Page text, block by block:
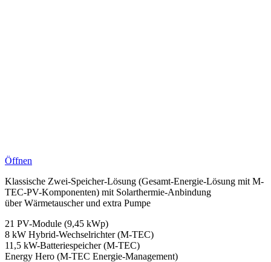
Öffnen
Klassische Zwei-Speicher-Lösung (Gesamt-Energie-Lösung mit M-
TEC-PV-Komponenten) mit Solarthermie-Anbindung
über Wärmetauscher und extra Pumpe
21 PV-Module (9,45 kWp)
8 kW Hybrid-Wechselrichter (M-TEC)
11,5 kW-Batteriespeicher (M-TEC)
Energy Hero (M-TEC Energie-Management)